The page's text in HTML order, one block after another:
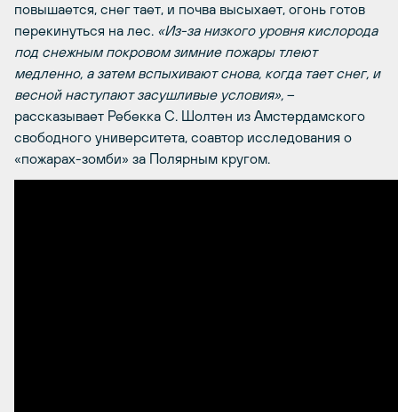
повышается, снег тает, и почва высыхает, огонь готов
перекинуться на лес. «Из-за низкого уровня кислорода
под снежным покровом зимние пожары тлеют
медленно, а затем вспыхивают снова, когда тает снег, и
весной наступают засушливые условия», –
рассказывает Ребекка С. Шолтен из Амстердамского
свободного университета, соавтор исследования о
«пожарах-зомби» за Полярным кругом.